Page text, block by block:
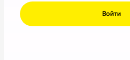
Войти